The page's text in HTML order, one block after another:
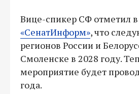
Вице-спикер СФ отметил
«СенатИнформ», что
регионов России и
Смоленске в 2028 году.
мероприятие будет
года.